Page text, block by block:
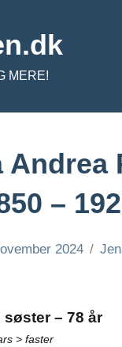
MERE!
Andrea
–
2024
– 78 år
> faster